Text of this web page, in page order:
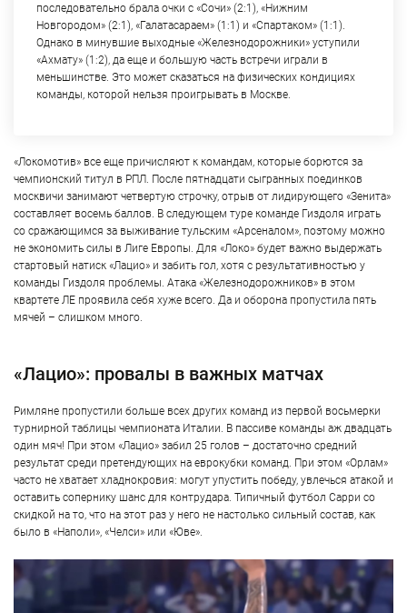
последовательно брала очки с «Сочи» (2:1), «Нижним
Новгородом» (2:1), «Галатасараем» (1:1) и «Спартаком» (1:1).
Однако в минувшие выходные «Железнодорожники» уступили
«Ахмату» (1:2), да еще и большую часть встречи играли в
меньшинстве. Это может сказаться на физических кондициях
команды, которой нельзя проигрывать в Москве.
«Локомотив» все еще причисляют к командам, которые борются за
чемпионский титул в РПЛ. После пятнадцати сыгранных поединков
москвичи занимают четвертую строчку, отрыв от лидирующего «Зенита»
составляет восемь баллов. В следующем туре команде Гиздоля играть
со сражающимся за выживание тульским «Арсеналом», поэтому можно
не экономить силы в Лиге Европы. Для «Локо» будет важно выдержать
стартовый натиск «Лацио» и забить гол, хотя с результативностью у
команды Гиздоля проблемы. Атака «Железнодорожников» в этом
квартете ЛЕ проявила себя хуже всего. Да и оборона пропустила пять
мячей – слишком много.
«Лацио»: провалы в важных матчах
Римляне пропустили больше всех других команд из первой восьмерки
турнирной таблицы чемпионата Италии. В пассиве команды аж двадцать
один мяч! При этом «Лацио» забил 25 голов – достаточно средний
результат среди претендующих на еврокубки команд. При этом «Орлам»
часто не хватает хладнокровия: могут упустить победу, увлечься атакой и
оставить сопернику шанс для контрудара. Типичный футбол Сарри со
скидкой на то, что на этот раз у него не настолько сильный состав, как
было в «Наполи», «Челси» или «Юве».